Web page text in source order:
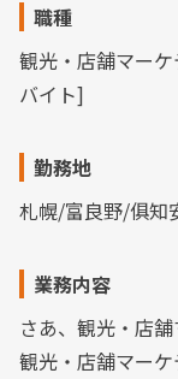
職種
観光・店舗マー
バイト]
勤務地
札幌/富良野/俱知
業務内容
さあ、観光・店
観光・店舗マー